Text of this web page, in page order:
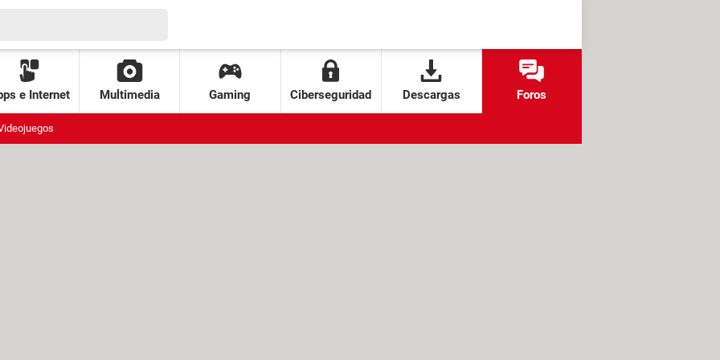
e Internet Multimedia Gaming Ciberseguridad Descargas Foros